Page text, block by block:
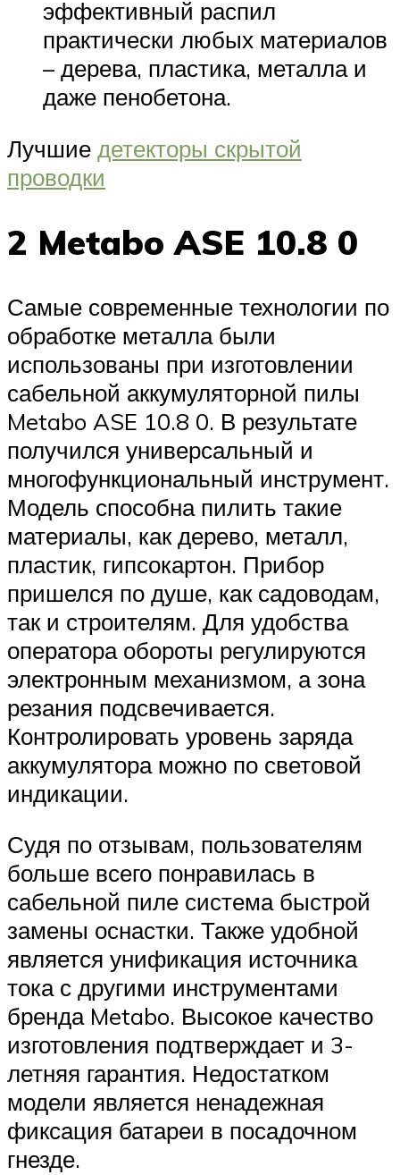
эффективный распил
практически любых материалов
– дерева, пластика, металла и
даже пенобетона.
Лучшие детекторы скрытой
проводки
2 Metabo ASE 10.8 0
Самые современные технологии по
обработке металла были
использованы при изготовлении
сабельной аккумуляторной пилы
Metabo ASE 10.8 0. В результате
получился универсальный и
многофункциональный инструмент.
Модель способна пилить такие
материалы, как дерево, металл,
пластик, гипсокартон. Прибор
пришелся по душе, как садоводам,
так и строителям. Для удобства
оператора обороты регулируются
электронным механизмом, а зона
резания подсвечивается.
Контролировать уровень заряда
аккумулятора можно по световой
индикации.
Судя по отзывам, пользователям
больше всего понравилась в
сабельной пиле система быстрой
замены оснастки. Также удобной
является унификация источника
тока с другими инструментами
бренда Metabo. Высокое качество
изготовления подтверждает и 3-
летняя гарантия. Недостатком
модели является ненадежная
фиксация батареи в посадочном
гнезде.